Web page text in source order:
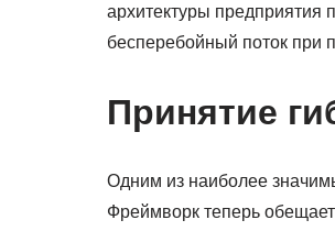
архитектуры предприятия
бесперебойный поток при
Принятие
Одним из наиболее
Фреймворк теперь